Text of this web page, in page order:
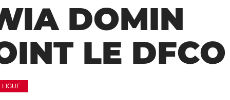
DOMIN
LE
LIGUE